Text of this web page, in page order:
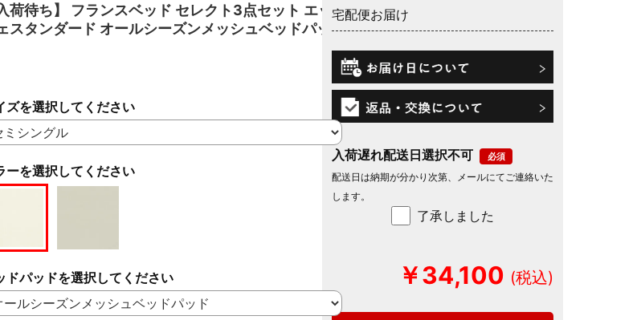
荷待ち】 フランスベッド セレクト3点セット エッ
スタンダード オールシーズンメッシュベッドパッ
ーを選択してください
ズを選択してください
ドパッドを選択してください
宅配便お届け
入荷遅れ配送日選択不可
了承しました
配送日は納期が分かり次第、メールにてご連絡いた
します。
￥34,100